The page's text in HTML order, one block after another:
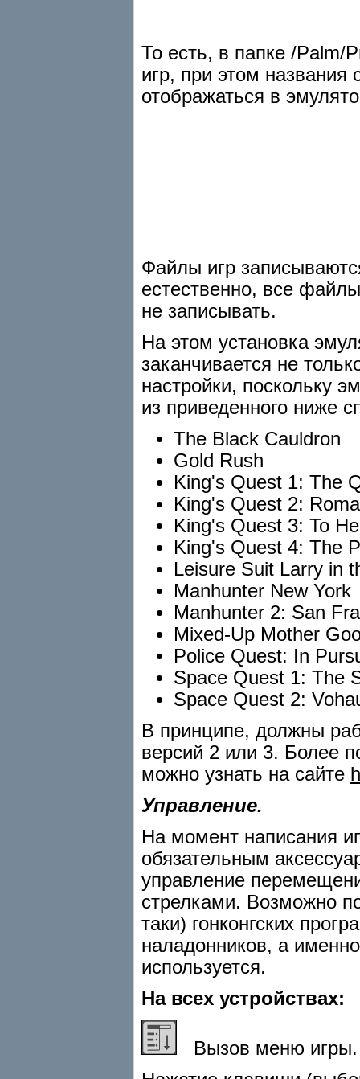
То есть, в папке /Palm/
игр, при этом
отображаться в
Файлы игр
естественно, все
не записывать.
На этом установка
заканчивается не
настройки, поскольку
из приведенного ниже
The Black Cauldron
Gold Rush
King's Quest 1: The
King's Quest 2:
King's Quest 3: To
King's Quest 4: The
Leisure Suit Larry in
Manhunter New York
Manhunter 2: San
Mixed-Up Mother
Police Quest: In
Space Quest 1: The
Space Quest 2:
В принципе, должны
версий 2 или 3. Более
можно узнать на сайте
Управление.
На момент написания
обязательным
управление
стрелками. Возможно
таки) гонконгских
наладонников, а
используется.
На всех устройствах:
Вызов меню игры.